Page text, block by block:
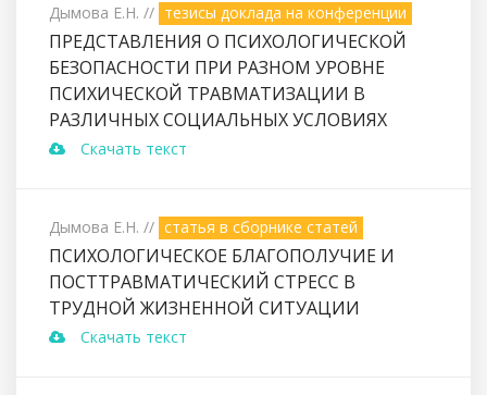
Дымова Е.Н. // тезисы доклада на конференции
ПРЕДСТАВЛЕНИЯ О ПСИХОЛОГИЧЕСКОЙ
БЕЗОПАСНОСТИ ПРИ РАЗНОМ УРОВНЕ
ПСИХИЧЕСКОЙ ТРАВМАТИЗАЦИИ В
РАЗЛИЧНЫХ СОЦИАЛЬНЫХ УСЛОВИЯХ
Скачать текст
Дымова Е.Н. // статья в сборнике статей
ПСИХОЛОГИЧЕСКОЕ БЛАГОПОЛУЧИЕ И
ПОСТТРАВМАТИЧЕСКИЙ СТРЕСС В
ТРУДНОЙ ЖИЗНЕННОЙ СИТУАЦИИ
Скачать текст